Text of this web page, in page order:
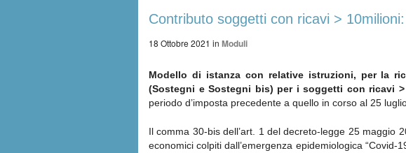
Contributo soggetti con ricavi >
18 Ottobre 2021 in Moduli
Modello di istanza con relative istruzioni, per la
(Sostegni e Sostegni bis) per i soggetti con ricavi
periodo d’imposta precedente a quello in corso al 25 luglio
Il comma 30-bis dell’art. 1 del decreto-legge 25 maggio
economici colpiti dall’emergenza epidemiologica “Covid-